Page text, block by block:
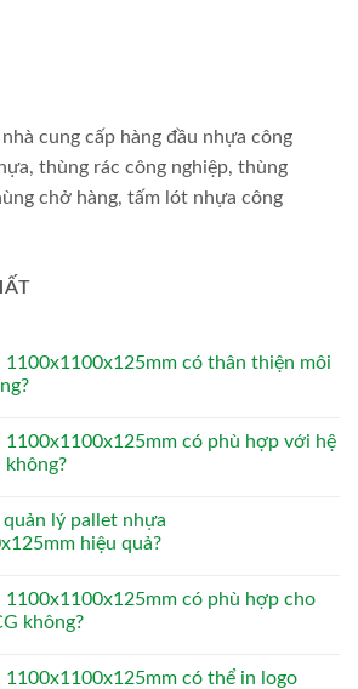
cung cấp hàng đầu nhựa công
thùng rác công nghiệp, thùng
chở hàng, tấm lót nhựa công
1100x1100x125mm có thân thiện môi
1100x1100x125mm có phù hợp với hệ
không?
quản lý pallet nhựa
hiệu quả?
1100x1100x125mm có phù hợp cho
không?
1100x1100x125mm có thể in logo